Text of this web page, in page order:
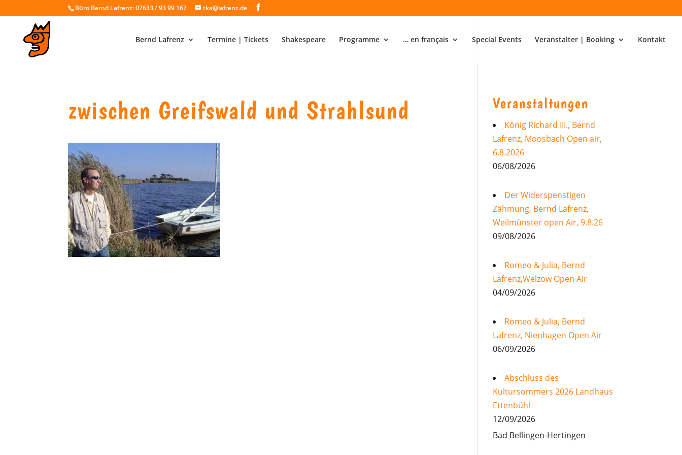
Büro Bernd Lafrenz: 07633 / 93 99 167 tka@lafrenz.de
Bernd Lafrenz Termine | Tickets Shakespeare Programme … en français Special Events Veranstalter | Booking Kontakt
zwischen Greifswald und Strahlsund Veranstaltungen
König Richard III., Bernd
Lafrenz, Moosbach Open air,
6.8.2026
06/08/2026
Der Widerspenstigen
Zähmung, Bernd Lafrenz,
Weilmünster open Air, 9.8.26
09/08/2026
Romeo & Julia, Bernd
Lafrenz,Welzow Open Air
04/09/2026
Romeo & Julia, Bernd
Lafrenz, Nienhagen Open Air
06/09/2026
Abschluss des
Kultursommers 2026 Landhaus
Ettenbühl
12/09/2026
Bad Bellingen-Hertingen